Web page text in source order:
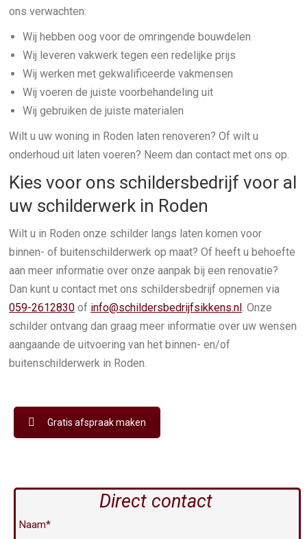
ons verwachten:
Wij hebben oog voor de omringende bouwdelen
Wij leveren vakwerk tegen een redelijke prijs
Wij werken met gekwalificeerde vakmensen
Wij voeren de juiste voorbehandeling uit
Wij gebruiken de juiste materialen
Wilt u uw woning in Roden laten renoveren? Of wilt u
onderhoud uit laten voeren? Neem dan contact met ons op.
Kies voor ons schildersbedrijf voor al
uw schilderwerk in Roden
Wilt u in Roden onze schilder langs laten komen voor
binnen- of buitenschilderwerk op maat? Of heeft u behoefte
aan meer informatie over onze aanpak bij een renovatie?
Dan kunt u contact met ons schildersbedrijf opnemen via
059-2612830 of info@schildersbedrijfsikkens.nl. Onze
schilder ontvang dan graag meer informatie over uw wensen
aangaande de uitvoering van het binnen- en/of
buitenschilderwerk in Roden.
Gratis afspraak maken
Direct contact
Naam*